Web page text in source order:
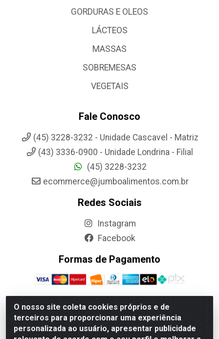
O nosso site coleta cookies próprios e de
terceiros para proporcionar uma experiência
personalizada ao usuário, apresentar publicidade
GORDURAS E OLEOS
LÁCTEOS
MASSAS
SOBREMESAS
VEGETAIS
Fale Conosco
(45) 3228-3232 - Unidade Cascavel - Matriz
(43) 3336-0900 - Unidade Londrina - Filial
(45) 3228-3232
ecommerce@jumboalimentos.com.br
Redes Sociais
Instagram
Facebook
Formas de Pagamento
Jumbo Alimentos Cascavel - Matriz - Rua Itatiba Do Sul, 161 -
Santos Dumont, Cascavel-PR - CEP 85804-700- CNPJ